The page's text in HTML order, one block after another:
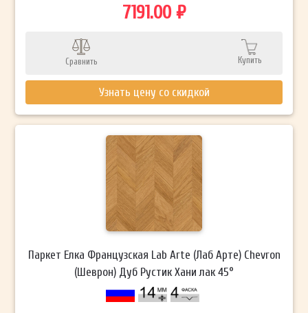
7191.00 ₽
Сравнить Купить
Узнать цену со скидкой
Паркет Елка Французская Lab Arte (Лаб Арте) Chevron
(Шеврон) Дуб Рустик Хани лак 45°